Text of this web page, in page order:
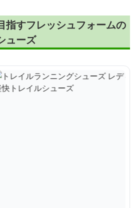
指すフレッシュフォームの
ューズ